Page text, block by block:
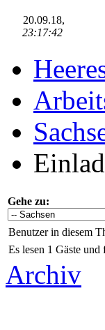
20.09.18,
23:17:42
Gehe zu:
Benutzer in diesem
Es lesen 1 Gäste und
Archiv